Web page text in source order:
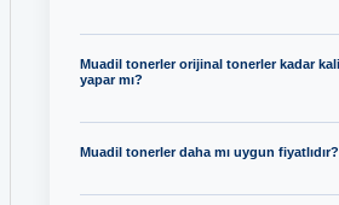
Muadil tonerler orijinal tonerler kadar
yapar mı?
Muadil tonerler daha mı uygun fiyatlıdır?